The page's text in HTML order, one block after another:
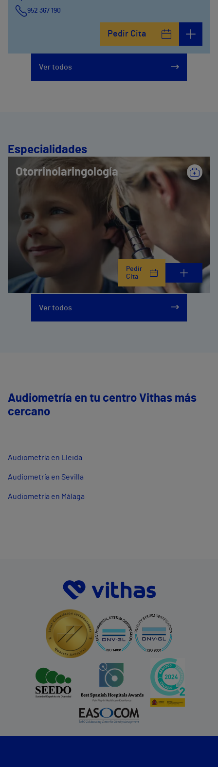
952 367 190
Pedir Cita
Ver todos
Especialidades
Otorrinolaringología
Pedir
Cita
Ver todos
Audiometría en tu centro Vithas más
cercano
Audiometría en Lleida
Audiometría en Sevilla
Audiometría en Málaga